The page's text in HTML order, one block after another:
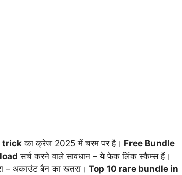
trick का क्रेज 2025 में चरम पर है। Free Bundle
सर्च करने वाले सावधान – ये फेक लिंक स्कैम्स हैं।
– अकाउंट बैन का खतरा। Top 10 rare bundle in